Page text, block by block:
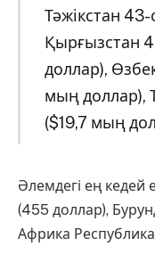
Тәжікстан
Қырғызстан
доллар),
мың доллар),
($19,7 мың
Әлемдегі ең кедей
(455 доллар),
Африка